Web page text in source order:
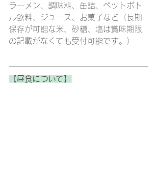
ラーメン、調味料、缶詰、ペットボト
ル飲料、ジュース、お菓子など（長期
保存が可能な米、砂糖、塩は賞味期限
の記載がなくても受付可能です。）
【昼食について】